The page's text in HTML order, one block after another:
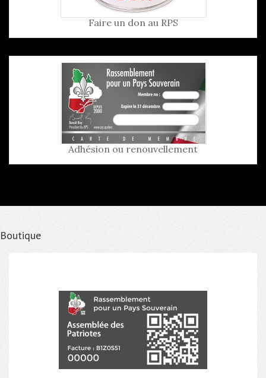
Faire un don au RPS
Adhésion ou renouvellement
Boutique